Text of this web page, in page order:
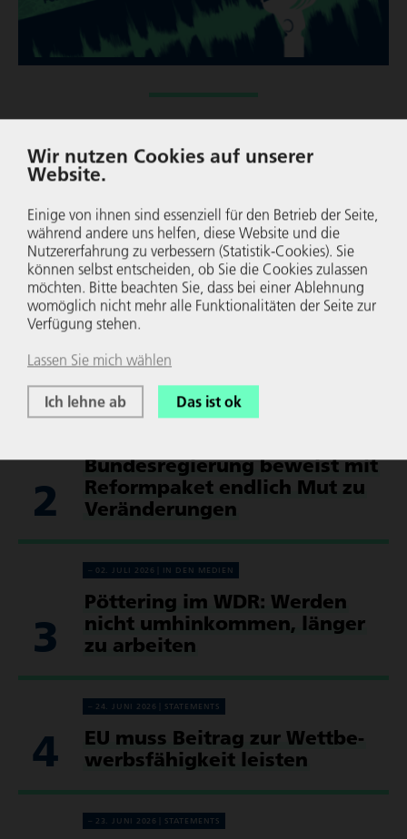
Zurück
Top5-News
1
06. JULI 2026 PRES­SE­ER­KLÄ­RUN­GEN
IW Gutachten zu wirt­schaft­li­
cher Lage und Perspek­tiven
des Landes NRW
2
Bundes­re­gie­rung beweist mit
Reform­paket endlich Mut zu
Verän­de­rungen
3
02. JULI 2026 IN DEN MEDIEN
Pöttering im WDR: Werden
nicht umhin­kommen, länger
zu arbeiten
4
24. JUNI 2026 STATE­MENTS
EU muss Beitrag zur Wett­be­
werbs­fä­hig­keit leisten
23. JUNI 2026 STATE­MENTS
Wir nutzen Cookies auf unserer
Website.
Einige von ihnen sind essenziell für den Betrieb der Seite,
während andere uns helfen, diese Website und die
Nutzer­er­fah­rung zu verbessern (Statistik-Cookies). Sie
können selbst entscheiden, ob Sie die Cookies zulassen
möchten. Bitte beachten Sie, dass bei einer Ablehnung
womöglich nicht mehr alle Funk­tio­na­li­täten der Seite zur
Verfügung stehen.
Lassen Sie mich wählen
Ich lehne ab Das ist ok